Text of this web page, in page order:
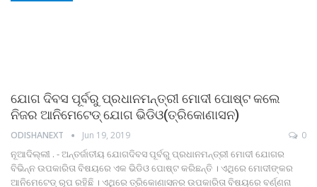
ଯୋଗ ଦିବସ ପୂର୍ବରୁ ପ୍ରଧାନମନ୍ତ୍ରୀ ମୋଦୀ ପୋଷ୍ଟ କଲେ
ନିଜର ଆନିମେଟେଡ୍‌ ଯୋଗ ଭିଡିଓ(ତ୍ରିକୋଣାସନ)
ODISHANEXT Jun 19, 2019 0
ନୂଆଦିଲ୍ଲୀ . - ଅନ୍ତର୍ଜାତୀୟ ଯୋଗଦିବସ ପୂର୍ବରୁ ପ୍ରଧାନମନ୍ତ୍ରୀ ମୋଦୀ ଯୋଗର
ବିଭିନ୍ନ ଉପକାରିତା ବିଷୟରେ ଏକ ଭିଡିଓ ପୋଷ୍ଟ କରିଛନ୍ତି । ଏଥିରେ ମୋଦୀଙ୍କର
ଆନିମେଟେଡ୍‌ ରୂପ ରହିଛି । ଏଥିରେ ତ୍ରିକୋଣାସନର ଉପକାରିତା ବିଷୟରେ ବର୍ଣ୍ଣନା